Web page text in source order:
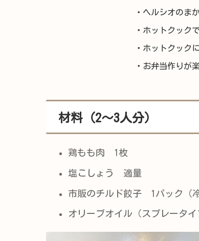
・ヘルシオのま
・ホットクック
・ホットクック
・お弁当作りが
材料（2〜3人分）
鶏もも肉 1枚
塩こしょう 適量
市販のチルド餃子 1パック（
オリーブオイル（スプレータ